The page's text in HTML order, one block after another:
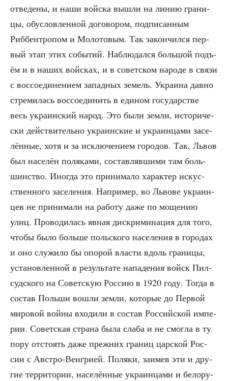
отве­де­ны, и наши вой­ска вышли на линию гра­ни­
цы, обу­слов­лен­ной дого­во­ром, под­пи­сан­ным
Риббен­тро­пом и Моло­то­вым. Так закон­чил­ся пер­
вый этап этих собы­тий. Наблю­дал­ся боль­шой подъ­
ём и в наших вой­сках, и в совет­ском наро­де в свя­зи
с вос­со­еди­не­ни­ем запад­ных земель. Укра­и­на дав­но
стре­ми­лась вос­со­еди­нить в еди­ном госу­дар­стве
весь укра­ин­ский народ. Это были зем­ли, исто­ри­че­
ски дей­стви­тель­но укра­ин­ские и укра­ин­ца­ми засе­
лён­ные, хотя и за исклю­че­ни­ем горо­дов. Так, Львов
был насе­лён поля­ка­ми, состав­ляв­ши­ми там боль­
шин­ство. Ино­гда это при­ни­ма­ло харак­тер искус­
ствен­но­го засе­ле­ния. Напри­мер, во Льво­ве укра­ин­
цев не при­ни­ма­ли на рабо­ту даже по моще­нию
улиц. Про­во­ди­лась явная дис­кри­ми­на­ция для того,
что­бы было боль­ше поль­ско­го насе­ле­ния в горо­дах
и оно слу­жи­ло бы опо­рой вла­сти вдоль гра­ни­цы,
уста­нов­лен­ной в резуль­та­те напа­де­ния войск Пил­
суд­ско­го на Совет­скую Рос­сию в 1920 году. Тогда в
состав Поль­ши вошли зем­ли, кото­рые до Пер­вой
миро­вой вой­ны вхо­ди­ли в состав Рос­сий­ской импе­
рии. Совет­ская стра­на была сла­ба и не смог­ла в ту
пору отсто­ять даже преж­них гра­ниц цар­ской Рос­
сии с Авст­ро-Вен­гри­ей. Поля­ки, заи­мев эти и дру­
гие тер­ри­то­рии, насе­лён­ные укра­ин­ца­ми и бело­ру­